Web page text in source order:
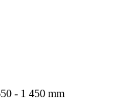
- 1 450 mm